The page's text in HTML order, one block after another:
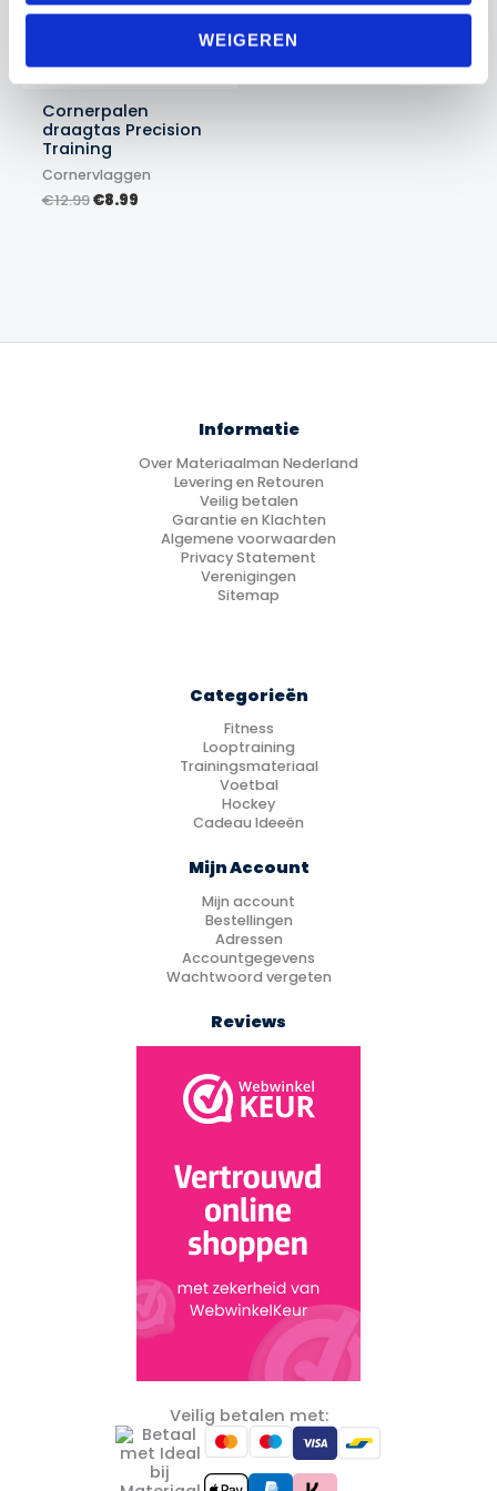
WEIGEREN
Cornerpalen
draagtas Precision
Training
Cornervlaggen
€12.99Oorspronkelijke
€8.99Huidige
Informatie
Over Materiaalman Nederland
Levering en Retouren
Veilig betalen
Garantie en Klachten
Algemene voorwaarden
Privacy Statement
Verenigingen
Sitemap
Categorieën
Fitness
Looptraining
Trainingsmateriaal
Voetbal
Hockey
Cadeau Ideeën
Mijn Account
Mijn account
Bestellingen
Adressen
Accountgegevens
Wachtwoord vergeten
Reviews
Veilig betalen met: